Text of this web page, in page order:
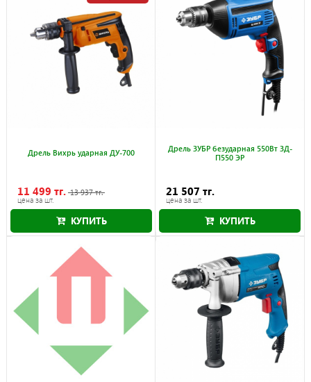
Дрель Вихрь ударная ДУ-700
11 499 тг. 13 937 тг.
цена за шт.
Акция действует до 31.08.2026
КУПИТЬ
Дрель ЗУБР безударная 550Вт ЗД-
П550 ЭР
21 507 тг.
цена за шт.
КУПИТЬ